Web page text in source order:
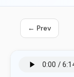
← Prev